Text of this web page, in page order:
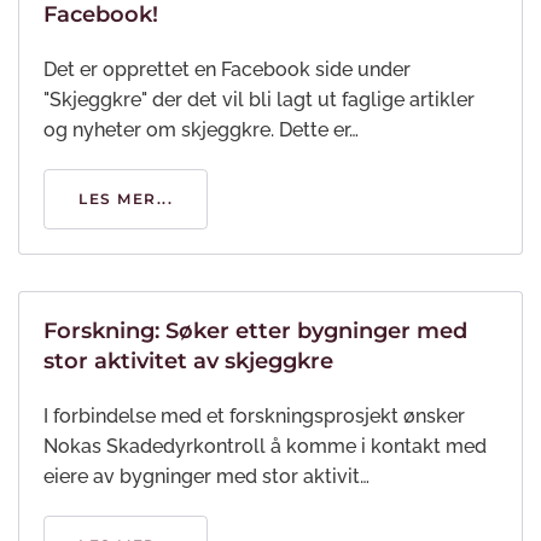
Facebook!
Det er opprettet en Facebook side under
"Skjeggkre" der det vil bli lagt ut faglige artikler
og nyheter om skjeggkre. Dette er…
LES MER...
Forskning: Søker etter bygninger med
stor aktivitet av skjeggkre
I forbindelse med et forskningsprosjekt ønsker
Nokas Skadedyrkontroll å komme i kontakt med
eiere av bygninger med stor aktivit…